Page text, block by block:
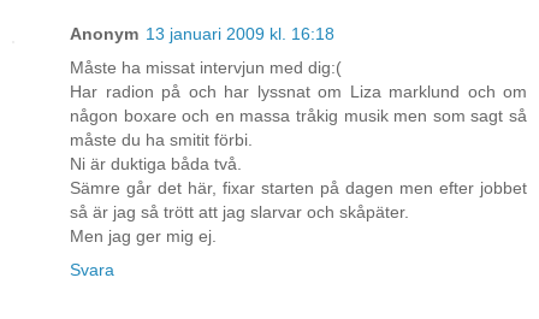
Anonym 13 januari 2009 kl. 16:18
Måste ha missat intervjun med dig:(
Har radion på och har lyssnat om Liza marklund och om
någon boxare och en massa tråkig musik men som sagt så
måste du ha smitit förbi.
Ni är duktiga båda två.
Sämre går det här, fixar starten på dagen men efter jobbet
så är jag så trött att jag slarvar och skåpäter.
Men jag ger mig ej.
Svara